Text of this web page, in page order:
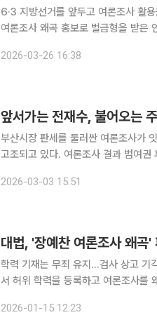
6·3 지방선거를 앞두고 여론조사 활
여론조사 왜곡 홍보로 벌금형을 받은
여의도연구원 부원장이 공직선거법
2026-03-26 16:38
앞서가는 전재수, 불어오는
부산시장 판세를 둘러싼 여론조사가
고조되고 있다. 여론조사 결과 범여권 후보로 꼽히는 전재수 전 해양수산부 장관이 현역 박형준 부
2026-03-03 15:51
대법, '장예찬 여론조사 왜
학력 기재는 무죄 유지…검사 상고 기각法 "
서 허위 학력을 등록하고 여론조사를
2026-01-15 12:23